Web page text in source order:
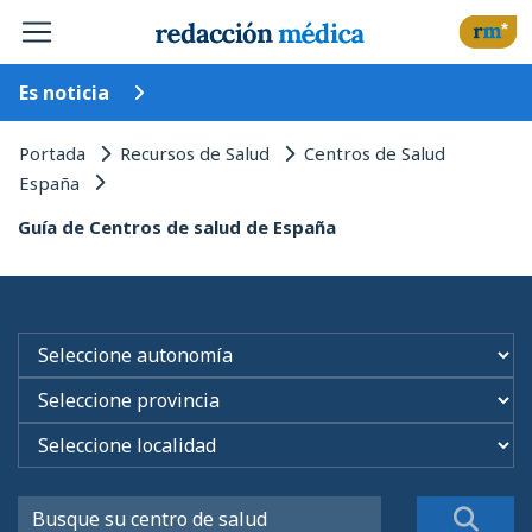
Es noticia
Portada Recursos de Salud Centros de Salud
España
Guía de Centros de salud de España